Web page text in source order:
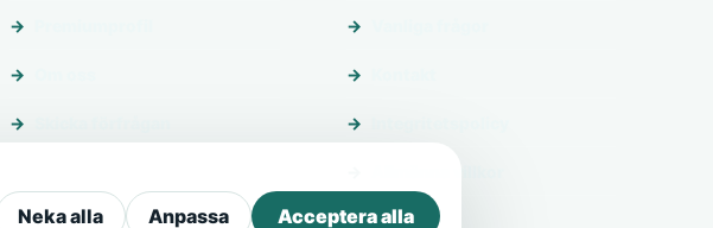
Neka alla Anpassa Acceptera alla